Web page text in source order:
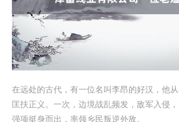
在远处的古代，有一位名叫李昂的好汉，他从
匡扶正义。一次，边境战乱频发，敌军入侵
强项挺身而出，率领乡民叛逆外敌。